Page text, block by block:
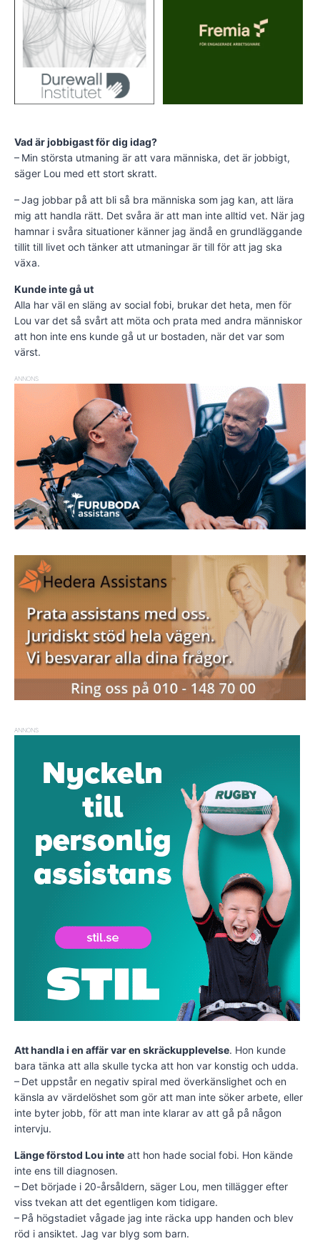
Vad är jobbigast för dig idag?
– Min största utmaning är att vara människa, det är jobbigt,
säger Lou med ett stort skratt.
– Jag jobbar på att bli så bra människa som jag kan, att lära
mig att handla rätt. Det svåra är att man inte alltid vet. När jag
hamnar i svåra situationer känner jag ändå en grundläggande
tillit till livet och tänker att utmaningar är till för att jag ska
växa.
Kunde inte gå ut
Alla har väl en släng av social fobi, brukar det heta, men för
Lou var det så svårt att möta och prata med andra människor
att hon inte ens kunde gå ut ur bostaden, när det var som
värst.
ANNONS
ANNONS
Att handla i en affär var en skräckupplevelse. Hon kunde
bara tänka att alla skulle tycka att hon var konstig och udda.
– Det uppstår en negativ spiral med överkänslighet och en
känsla av värdelöshet som gör att man inte söker arbete, eller
inte byter jobb, för att man inte klarar av att gå på någon
intervju.
Länge förstod Lou inte att hon hade social fobi. Hon kände
inte ens till diagnosen.
– Det började i 20-årsåldern, säger Lou, men tillägger efter
viss tvekan att det egentligen kom tidigare.
– På högstadiet vågade jag inte räcka upp handen och blev
röd i ansiktet. Jag var blyg som barn.